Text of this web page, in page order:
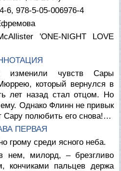
6, 978-5-05-006976-4
'ONE-NIGHT LOVE
изменили чувств Сары
который вернулся в
лет назад стал отцом. Но
Однако Флинн не привык
Сару полюбить его снова!…
ПЕРВАЯ
грому среди ясного неба.
милорд, – брезгливо
кончиками пальцев держа